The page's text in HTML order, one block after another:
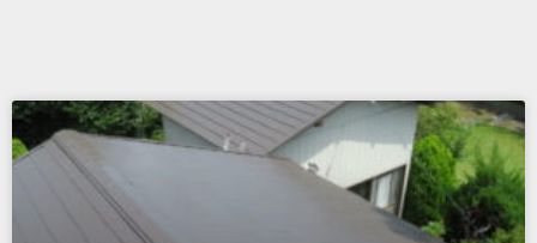
PagePagePagePagePage